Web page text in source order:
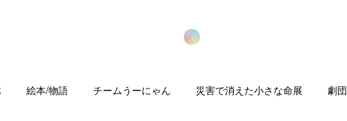
絵本/物語 チームうーにゃん 災害で消えた小さな命展 劇